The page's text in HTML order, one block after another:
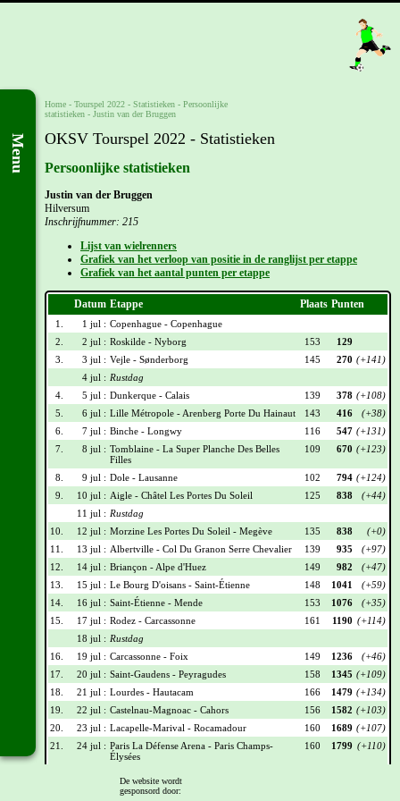
Menu
Home - Tourspel 2022 - Statistieken - Persoonlijke
statistieken - Justin van der Bruggen
OKSV Tourspel 2022 - Statistieken
Persoonlijke statistieken
Justin van der Bruggen
Hilversum
Inschrijfnummer: 215
Lijst van wielrenners
Grafiek van het verloop van positie in de ranglijst per etappe
Grafiek van het aantal punten per etappe
Datum Etappe Plaats Punten
1. 1 jul : Copenhague - Copenhague
2.
2 jul : Roskilde - Nyborg 153
129
3.
3 jul : Vejle - Sønderborg 145 270 (+141)
4 jul : Rustdag
4.
5 jul : Dunkerque - Calais 139 378 (+108)
5.
6 jul : Lille Métropole - Arenberg Porte Du Hainaut 143 416
(+38)
6.
7 jul : Binche - Longwy 116 547 (+131)
7.
8 jul : Tomblaine - La Super Planche Des Belles
Filles
109 670 (+123)
8. 9 jul : Dole - Lausanne 102 794 (+124)
9.
10 jul : Aigle - Châtel Les Portes Du Soleil 125 838
(+44)
11 jul : Rustdag
10.
12 jul : Morzine Les Portes Du Soleil - Megève 135 838
(+0)
11.
13 jul : Albertville - Col Du Granon Serre Chevalier 139 935
(+97)
12.
14 jul : Briançon - Alpe d'Huez 149 982
(+47)
13.
15 jul : Le Bourg D'oisans - Saint-Étienne 148 1041
(+59)
14.
16 jul : Saint-Étienne - Mende 153 1076
(+35)
15.
17 jul : Rodez - Carcassonne 161 1190 (+114)
18 jul : Rustdag
16.
19 jul : Carcassonne - Foix 149 1236
(+46)
17.
20 jul : Saint-Gaudens - Peyragudes 158 1345 (+109)
18.
21 jul : Lourdes - Hautacam 166 1479 (+134)
19.
22 jul : Castelnau-Magnoac - Cahors 156 1582 (+103)
20.
23 jul : Lacapelle-Marival - Rocamadour 160 1689 (+107)
21.
24 jul : Paris La Défense Arena - Paris Champs-
Élysées
160 1799 (+110)
Wielrennerslijst
De website wordt
gesponsord door: